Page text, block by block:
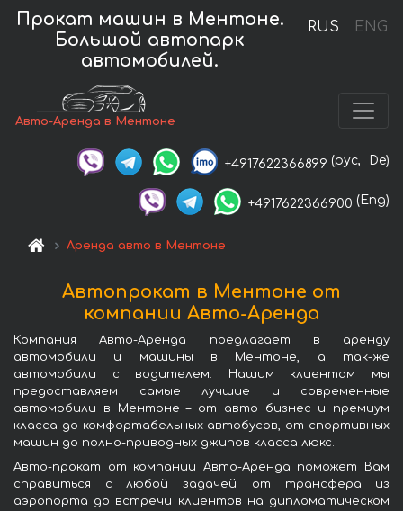
RUS ENG
Прокат машин в Ментоне.
Большой автопарк
автомобилей.
Авто-Аренда в Ментоне
+4917622366899 (рус, De)
+4917622366900 (Eng)
Аренда авто в Ментоне
Автопрокат в Ментоне от
компании Авто-Аренда
Компания Авто-Аренда предлагает в аренду
автомобили и машины в Ментоне, а так-же
автомобили с водителем. Нашим клиентам мы
предоставляем самые лучшие и современные
автомобили в Ментоне – от авто бизнес и премиум
класса до комфортабельных автобусов, от спортивных
машин до полно-приводных джипов класса люкс.
Авто-прокат от компании Авто-Аренда поможет Вам
справиться с любой задачей: от трансфера из
аэропорта до встречи клиентов на дипломатическом